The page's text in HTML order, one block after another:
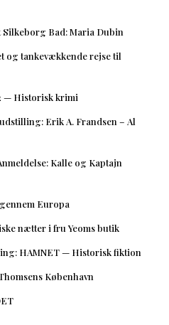
Bad: Maria Dubin
og tankevækkende rejse til
— Historisk krimi
Erik A. Frandsen – Al
Kalle og Kaptajn
Europa
nætter i fru Yeoms butik
HAMNET — Historisk fiktion
København